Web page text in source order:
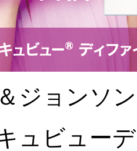
ジョンソン
ュビュー